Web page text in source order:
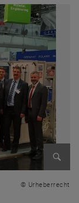
© Urheberrecht